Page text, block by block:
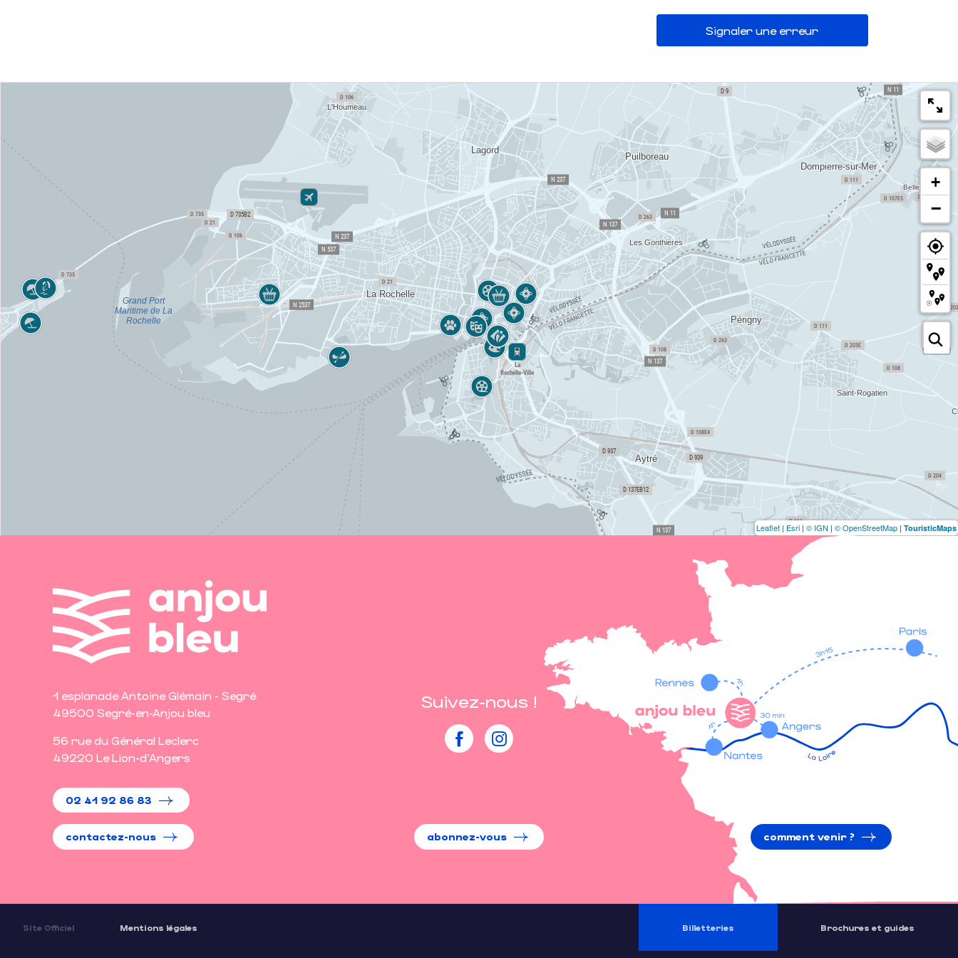
Signaler une erreur
+
−
Leaflet | Esri | © IGN | © OpenStreetMap | TouristicMaps
1 esplanade Antoine Glémain - Segré
49500 Segré-en-Anjou bleu
56 rue du Général Leclerc
49220 Le Lion-d'Angers
02 41 92 86 83
contactez-nous
Suivez-nous !
abonnez-vous comment venir ?
Site Officiel Mentions légales Billetteries Brochures et guides